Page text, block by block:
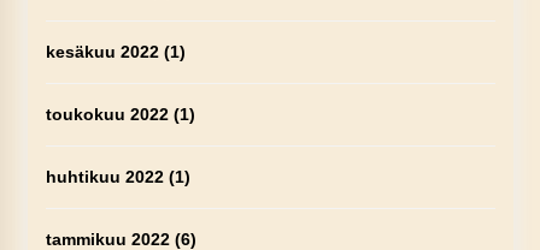
kesäkuu 2022(1)
toukokuu 2022(1)
huhtikuu 2022(1)
tammikuu 2022(6)